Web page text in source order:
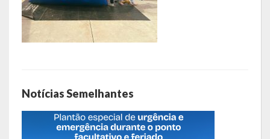
Escola Municipal de Educação Infantil Dr. Orlando Rojas
Escola Municipal De Ensino Fundamental Educarte
Escola Municipal De Ensino Fundamental Osvaldo Cruz
Agricultura
Notícias Semelhantes